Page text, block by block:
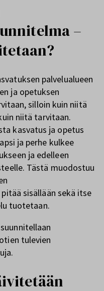
–
palvelualueen
ja opetuksen
silloin kuin niitä
niitä tarvitaan.
kasvatus ja opetus
ja perhe kulkee
ja edelleen
Tästä muodostuu
sisällään sekä itse
tuotetaan.
tulevien